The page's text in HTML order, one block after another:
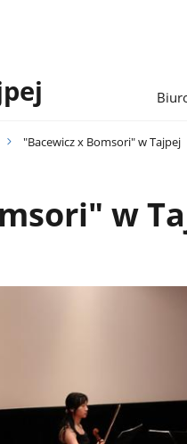
"Bacewicz x Bomsori" w Tajpej
w